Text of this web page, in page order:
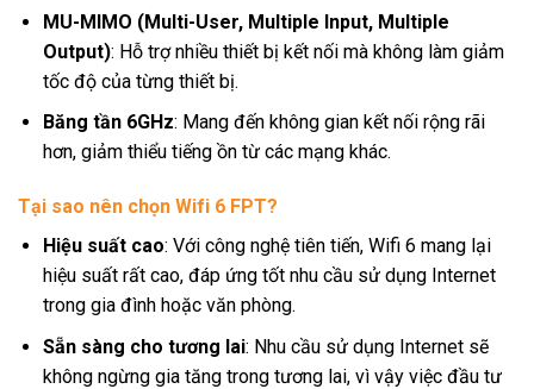
MU-MIMO (Multi-User, Multiple Input, Multiple
Output): Hỗ trợ nhiều thiết bị kết nối mà không làm giảm
tốc độ của từng thiết bị.
Băng tần 6GHz: Mang đến không gian kết nối rộng rãi
hơn, giảm thiểu tiếng ồn từ các mạng khác.
Tại sao nên chọn Wifi 6 FPT?
Hiệu suất cao: Với công nghệ tiên tiến, Wifi 6 mang lại
hiệu suất rất cao, đáp ứng tốt nhu cầu sử dụng Internet
trong gia đình hoặc văn phòng.
Sẵn sàng cho tương lai: Nhu cầu sử dụng Internet sẽ
không ngừng gia tăng trong tương lai, vì vậy việc đầu tư